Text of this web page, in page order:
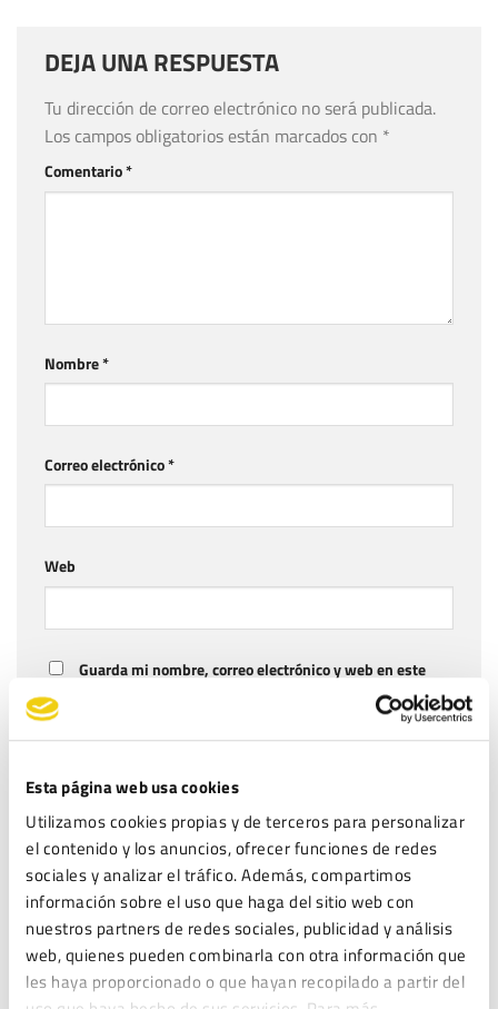
Esta página web usa cookies
Utilizamos cookies propias y de terceros para personalizar
el contenido y los anuncios, ofrecer funciones de redes
sociales y analizar el tráfico. Además, compartimos
información sobre el uso que haga del sitio web con
nuestros partners de redes sociales, publicidad y análisis
web, quienes pueden combinarla con otra información que
les haya proporcionado o que hayan recopilado a partir del
DEJA UNA RESPUESTA
Tu dirección de correo electrónico no será publicada.
Los campos obligatorios están marcados con *
Comentario*
Nombre*
Correo electrónico*
Web
Guarda mi nombre, correo electrónico y web en este
navegador para la próxima vez que comente.
LEGITEC moderará sus comentarios y podrá o no dar respuesta a los mismos.
de sus datos, de limitación y oposición a su tratamiento, en la dirección de
correo electrónicoinfo@legitec.com. Lea lapolítica de privacidadantes
de proporcionarnos sus datos personales.
He leído y acepto la Política de privacidad *